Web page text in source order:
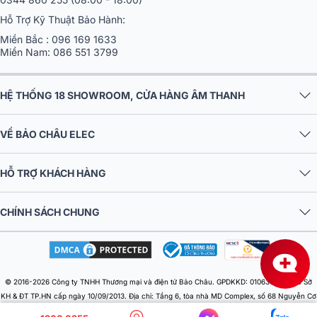
3. Công suất RMS 200W - Thách thức mọi không
Dù có ngoại hình nhỏ gọn, nhưng Paramax Advance sở hữu mức
công suấtRMS lên đến 200W. Mức công suất này cho phép loa
hoạt động bền bỉ trong thời gian dài với áp suất âm thanh tối đa
(SPL) lên đến 105dB. Bạn có thể thoải mái sử dụng loa trong phòng
Hỗ Trợ Kỹ Thuật Bảo Hành:
Miền Bắc : 096 169 1633
Miền Nam: 086 551 3799
HỆ THỐNG 18 SHOWROOM, CỬA HÀNG ÂM THANH
VỀ BẢO CHÂU ELEC
HỖ TRỢ KHÁCH HÀNG
CHÍNH SÁCH CHUNG
© 2016-2026 Công ty TNHH Thương mại và điện tử Bảo Châu. GPDKKD: 0106303879 do Sở
KH & ĐT TP.HN cấp ngày 10/09/2013. Địa chỉ: Tầng 6, tòa nhà MD Complex, số 68 Nguyễn Cơ
Thạch, Phường Từ Liêm, Thành phố Hà Nội, Việt Nam. Điện thoại: 024 730 10 255. Email: